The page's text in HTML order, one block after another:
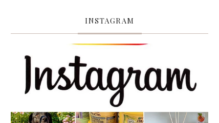
INSTAGRAM